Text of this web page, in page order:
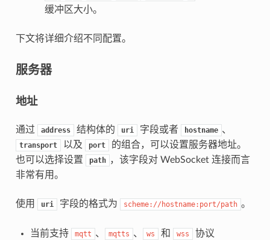
缓冲区大小。
下文将详细介绍不同配置。
服务器
地址
通过 address 结构体的 uri 字段或者 hostname 、
transport 以及 port
的组合，可以设置服务器地址。
也可以选择设置
path ，该字段对 WebSocket 连接而言
非常有用。
使用 uri 字段的格式为 scheme://hostname:port/path 。
当前支持 mqtt 、 mqtts 、 ws 和 wss
协议